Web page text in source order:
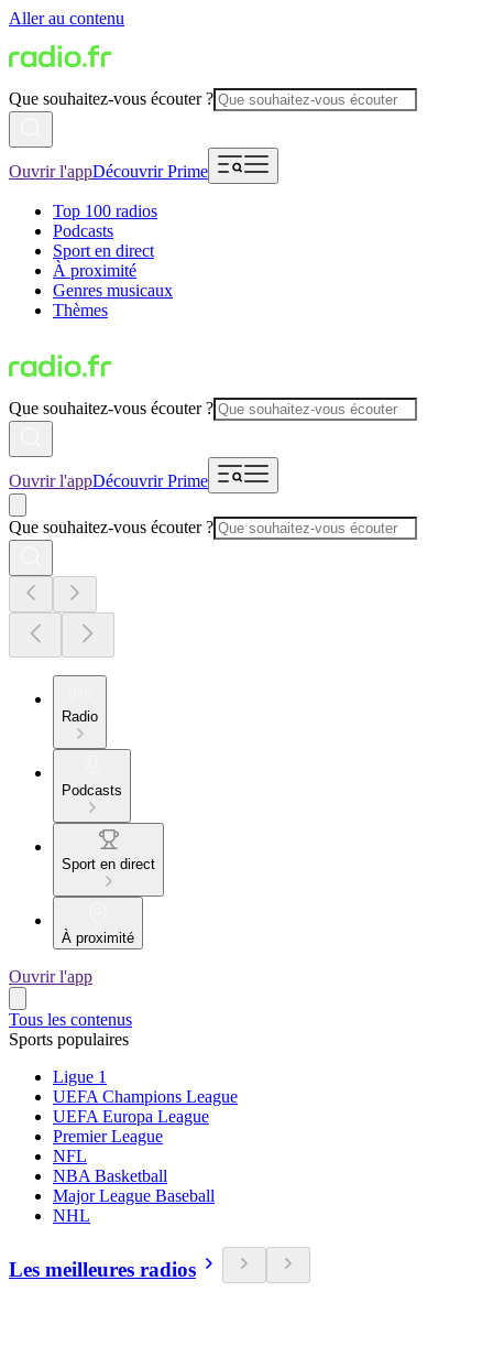
Aller au contenu
Que souhaitez-vous écouter ?
Ouvrir l'appDécouvrir Prime
Top 100 radios
Podcasts
Sport en direct
À proximité
Genres musicaux
Thèmes
Que souhaitez-vous écouter ?
Ouvrir l'appDécouvrir Prime
Que souhaitez-vous écouter ?
Radio
Podcasts
Sport en direct
À proximité
Ouvrir l'app
Tous les contenus
Sports populaires
Ligue 1
UEFA Champions League
UEFA Europa League
Premier League
NFL
NBA Basketball
Major League Baseball
NHL
Les meilleures radios